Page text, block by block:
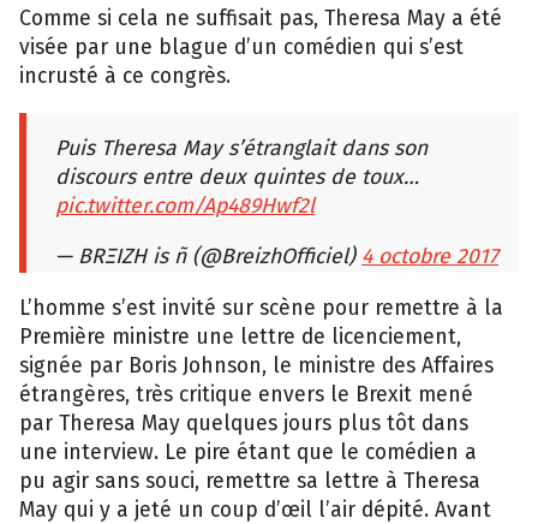
Comme si cela ne suffisait pas, Theresa May a été
visée par une blague d’un comédien qui s’est
incrusté à ce congrès.
Puis Theresa May s’étranglait dans son
discours entre deux quintes de toux…
pic.twitter.com/Ap489Hwf2l
— BRΞIZH is ñ (@BreizhOfficiel) 4 octobre 2017
L’homme s’est invité sur scène pour remettre à la
Première ministre une lettre de licenciement,
signée par Boris Johnson, le ministre des Affaires
étrangères, très critique envers le Brexit mené
par Theresa May quelques jours plus tôt dans
une interview. Le pire étant que le comédien a
pu agir sans souci, remettre sa lettre à Theresa
May qui y a jeté un coup d’œil l’air dépité. Avant